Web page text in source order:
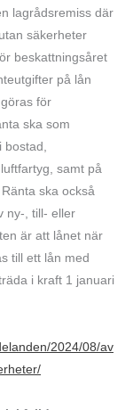
lagrådsremiss där
säkerheter
beskattningsåret
på lån
för
ska som
samt på
ska också
ny-, till- eller
är att lånet när
till ett lån med
i kraft 1 januari
2024/08/av